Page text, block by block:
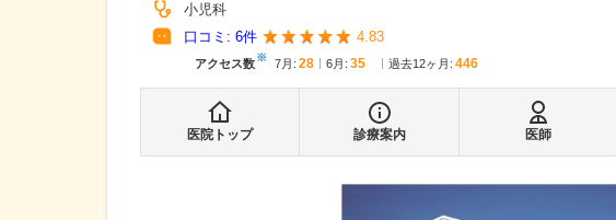
小児科
口コミ: 6件 4.83
アクセス数※ 7月 : 28 6月 : 35 過去12ヶ月: 446
医院トップ 診療案内 医師